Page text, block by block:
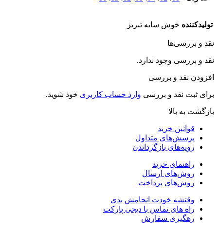
تولیدکننده خوش سایه تبریز
و بررسی‌ها
و بررسی وجود ندارد.
نقد و بررسی
ثبت نقد و بررسی وارد حساب کاربریخود شوید.
به بالا
قوانین خرید
پرسش‌های متداول
رویه‌های بازگرداندن
راهنمای خرید
روش‌های ارسال
روش‌های پرداخت
وقتشه خودت انجامش بدی
راه های تماس با دیجی پارکت
رهگیری سفارش